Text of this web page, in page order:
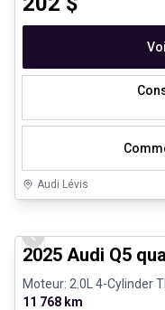
Audi Lévis
Véhicules d'occasion
Previous slide
2025 Audi Q5
Moteur: 2.0L 4-Cylinder
11 768 km